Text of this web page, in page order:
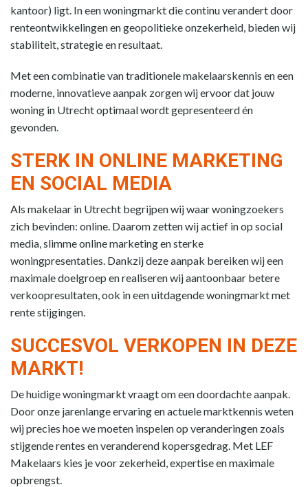
kantoor) ligt. In een woningmarkt die continu verandert door
renteontwikkelingen en geopolitieke onzekerheid, bieden wij
stabiliteit, strategie en resultaat.
Met een combinatie van traditionele makelaarskennis en een
moderne, innovatieve aanpak zorgen wij ervoor dat jouw
woning in Utrecht optimaal wordt gepresenteerd én
gevonden.
STERK IN ONLINE MARKETING
EN SOCIAL MEDIA
Als makelaar in Utrecht begrijpen wij waar woningzoekers
zich bevinden: online. Daarom zetten wij actief in op social
media, slimme online marketing en sterke
woningpresentaties. Dankzij deze aanpak bereiken wij een
maximale doelgroep en realiseren wij aantoonbaar betere
verkoopresultaten, ook in een uitdagende woningmarkt met
rente stijgingen.
SUCCESVOL VERKOPEN IN DEZE
MARKT!
De huidige woningmarkt vraagt om een doordachte aanpak.
Door onze jarenlange ervaring en actuele marktkennis weten
wij precies hoe we moeten inspelen op veranderingen zoals
stijgende rentes en veranderend kopersgedrag. Met LEF
Makelaars kies je voor zekerheid, expertise en maximale
opbrengst.